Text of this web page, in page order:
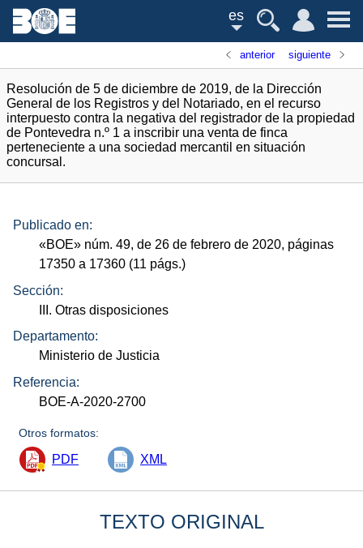
es
anterior siguiente
Resolución de 5 de diciembre de 2019, de la Dirección
General de los Registros y del Notariado, en el recurso
interpuesto contra la negativa del registrador de la propiedad
de Pontevedra n.º 1 a inscribir una venta de finca
perteneciente a una sociedad mercantil en situación
concursal.
Publicado en:
«BOE» núm. 49, de 26 de febrero de 2020, páginas
17350 a 17360 (11 págs.)
Sección:
III. Otras disposiciones
Departamento:
Ministerio de Justicia
Referencia:
BOE-A-2020-2700
Otros formatos:
PDF XML
TEXTO ORIGINAL